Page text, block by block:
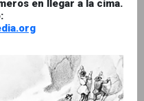
en llegar a la cima.